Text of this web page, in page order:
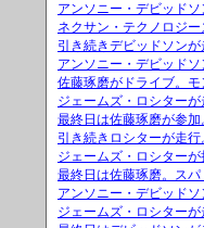
アンソニー・デビッド
ネクサン・テクノロジ
引き続きデビッドソン
アンソニー・デビッド
佐藤琢磨がドライブ。
ジェームズ・ロシター
最終日は佐藤琢磨が参
引き続きロシターが走
ジェームズ・ロシター
最終日は佐藤琢磨。ス
アンソニー・デビッド
ジェームズ・ロシター